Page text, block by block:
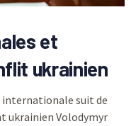
et
ukrainien
internationale suit de
ukrainien Volodymyr